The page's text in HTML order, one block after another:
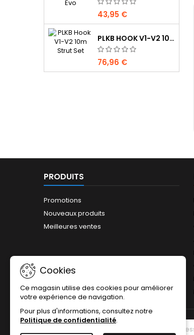
43,95 €
PLKB HOOK V1-V2 10M JEU DE LATTES
76,96 €
PRODUITS
Promotions
Nouveaux produits
Meilleures ventes
Cookies
Ce magasin utilise des cookies pour améliorer
votre expérience de navigation.
Pour plus d'informations, consultez notre
Politique de confidentialité.